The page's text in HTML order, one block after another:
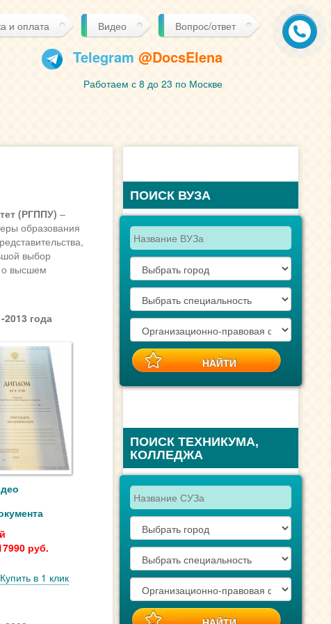
и оплата Видео Вопрос/ответ
Telegram @DocsElena
Работаем с 8 до 23 по Москве
(РГППУ) –
образования
выбор
о высшем
года
руб.
Купить в 1 клик
ПОИСК ВУЗА
ПОИСК ТЕХНИКУМА,
КОЛЛЕДЖА